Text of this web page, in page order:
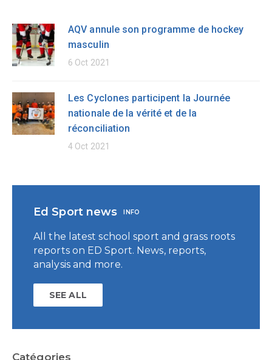
AQV annule son programme de hockey
masculin
6 Oct 2021
Les Cyclones participent la Journée
nationale de la vérité et de la
réconciliation
4 Oct 2021
Ed Sport news INFO
All the latest school sport and grass roots
reports on ED Sport. News, reports,
analysis and more.
SEE ALL
Catégories